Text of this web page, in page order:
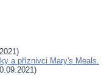
a příznivci Mary's Meals.